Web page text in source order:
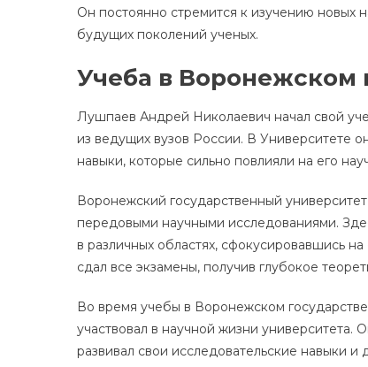
Он постоянно стремится к изучению новых
будущих поколений ученых.
Учеба в Воронежском
Лушпаев Андрей Николаевич начал свой
из ведущих вузов России. В Университете
навыки, которые сильно повлияли на его
Воронежский государственный
передовыми научными исследованиями.
в различных областях, сфокусировавшись
сдал все экзамены, получив глубокое
Во время учебы в Воронежском
участвовал в научной жизни университета.
развивал свои исследовательские навыки